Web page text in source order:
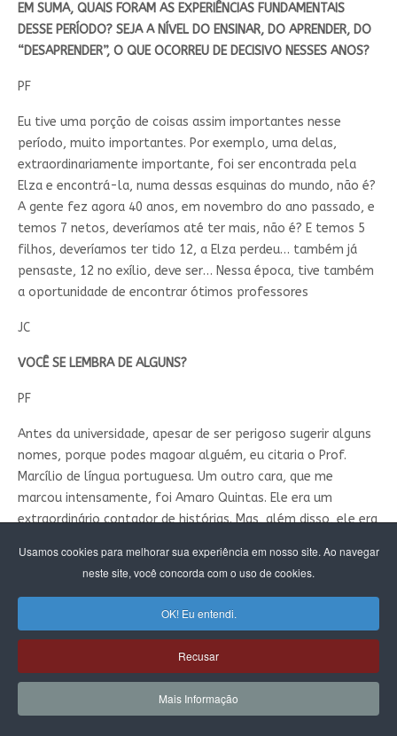
Usamos cookies para melhorar sua experiência em nosso site. Ao navegar
neste site, você concorda com o uso de cookies.
OK! Eu entendi.
Recusar
Mais Informação
EM SUMA, QUAIS FORAM AS EXPERIÊNCIAS FUNDAMENTAIS
DESSE PERÍODO? SEJA A NÍVEL DO ENSINAR, DO APRENDER, DO
“DESAPRENDER”, O QUE OCORREU DE DECISIVO NESSES ANOS?
PF
Eu tive uma porção de coisas assim importantes nesse
período, muito importantes. Por exemplo, uma delas,
extraordinariamente importante, foi ser encontrada pela
Elza e encontrá-la, numa dessas esquinas do mundo, não é?
A gente fez agora 40 anos, em novembro do ano passado, e
temos 7 netos, deveríamos até ter mais, não é? E temos 5
filhos, deveríamos ter tido 12, a Elza perdeu… também já
pensaste, 12 no exílio, deve ser… Nessa época, tive também
a oportunidade de encontrar ótimos professores
JC
VOCÊ SE LEMBRA DE ALGUNS?
PF
Antes da universidade, apesar de ser perigoso sugerir alguns
nomes, porque podes magoar alguém, eu citaria o Prof.
Marcílio de língua portuguesa. Um outro cara, que me
marcou intensamente, foi Amaro Quintas. Ele era um
extraordinário contador de histórias. Mas, além disso, ele era
professor de história. Sim, eu me lembro das aulas dele, ele
jovem ainda. Até hoje continuo chamando-o de Dr. Amaro, de
Prof. Amaro, e ele protesta, mas eu sempre o chamo assim.
Mas eu me lembro, sim, como me lembro. As aulas dele
nas aulas de Amaro tu vivias um fenômeno que é meio
arrancar da cadeira de aluno e me meter no enredo da